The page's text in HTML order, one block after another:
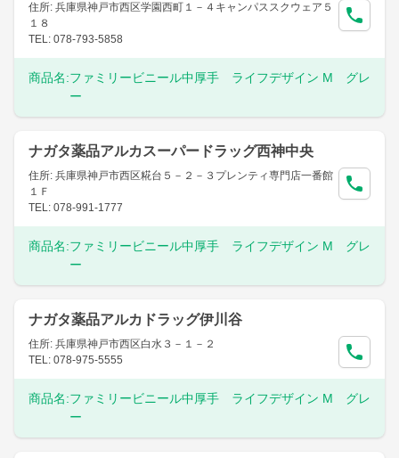
住所: 兵庫県神戸市西区学園西町１－４キャンパススクウェア５
１８
TEL: 078-793-5858
商品名:ファミリービニール中厚手 ライフデザイン M グレ
ー
ナガタ薬品アルカスーパードラッグ西神中央
住所: 兵庫県神戸市西区糀台５－２－３プレンティ専門店一番館
１Ｆ
TEL: 078-991-1777
商品名:ファミリービニール中厚手 ライフデザイン M グレ
ー
ナガタ薬品アルカドラッグ伊川谷
住所: 兵庫県神戸市西区白水３－１－２
TEL: 078-975-5555
商品名:ファミリービニール中厚手 ライフデザイン M グレ
ー